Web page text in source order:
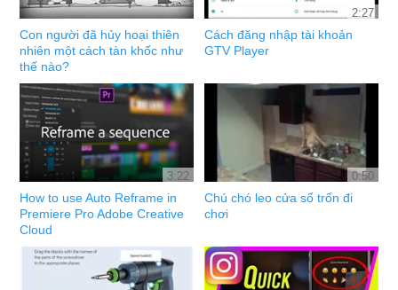
Con người đã hủy hoại thiên
nhiên một cách tàn khốc như
thế nào?
2:27
Cách đăng nhập tài khoản
GTV Player
3:22
How to use Auto Reframe in
Premiere Pro Adobe Creative
Cloud
0:50
Chú chó leo cửa sổ trốn đi
chơi